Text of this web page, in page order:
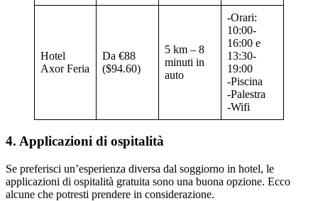
Hotel
Axor Feria
Da €88
($94.60)
5 km – 8
minuti in
auto
-Orari:
10:00-
16:00 e
13:30-
19:00
-Piscina
-Palestra
-Wifi
4. Applicazioni di ospitalità
Se preferisci un’esperienza diversa dal soggiorno in hotel, le
applicazioni di ospitalità gratuita sono una buona opzione. Ecco
alcune che potresti prendere in considerazione.